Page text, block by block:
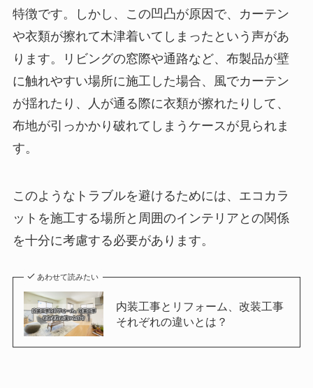
特徴です。しかし、この凹凸が原因で、カーテン
や衣類が擦れて木津着いてしまったという声があ
ります。リビングの窓際や通路など、布製品が壁
に触れやすい場所に施工した場合、風でカーテン
が揺れたり、人が通る際に衣類が擦れたりして、
布地が引っかかり破れてしまうケースが見られま
す。
このようなトラブルを避けるためには、エコカラ
ットを施工する場所と周囲のインテリアとの関係
を十分に考慮する必要があります。
あわせて読みたい
内装工事とリフォーム、改装工事
それぞれの違いとは？